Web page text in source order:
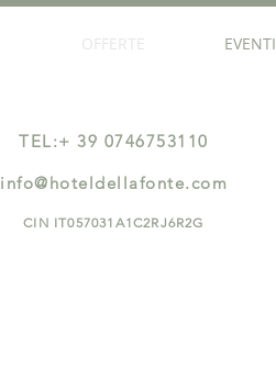
OFFERTE EVENTI
TEL:+ 39 0746753110
info@hoteldellafonte.com
CIN IT057031A1C2RJ6R2G